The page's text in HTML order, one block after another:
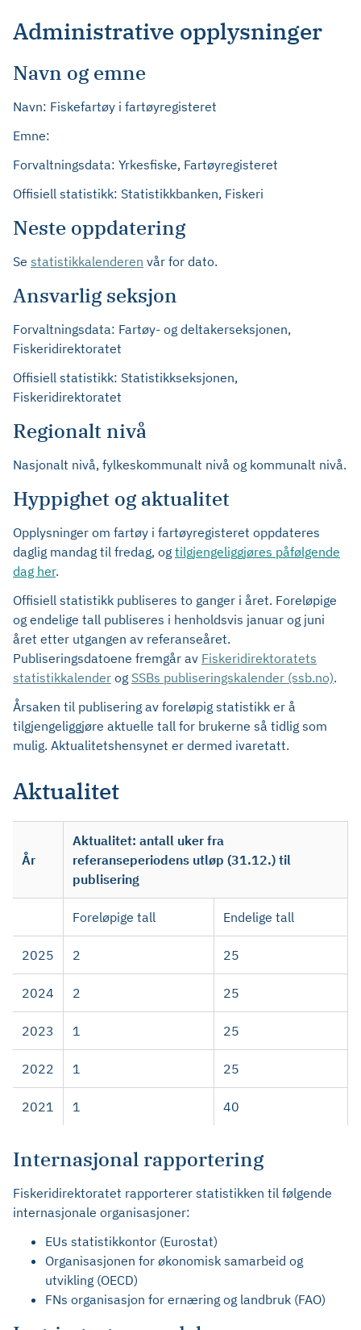
Administrative opplysninger
Navn og emne
Navn: Fiskefartøy i fartøyregisteret
Emne:
Forvaltningsdata: Yrkesfiske, Fartøyregisteret
Offisiell statistikk: Statistikkbanken, Fiskeri
Neste oppdatering
Se statistikkalenderen vår for dato.
Ansvarlig seksjon
Forvaltningsdata: Fartøy- og deltakerseksjonen,
Fiskeridirektoratet
Offisiell statistikk: Statistikkseksjonen,
Fiskeridirektoratet
Regionalt nivå
Nasjonalt nivå, fylkeskommunalt nivå og kommunalt nivå.
Hyppighet og aktualitet
Opplysninger om fartøy i fartøyregisteret oppdateres
daglig mandag til fredag, og tilgjengeliggjøres påfølgende
dag her.
Offisiell statistikk publiseres to ganger i året. Foreløpige
og endelige tall publiseres i henholdsvis januar og juni
året etter utgangen av referanseåret.
Publiseringsdatoene fremgår av Fiskeridirektoratets
statistikkalender og SSBs publiseringskalender (ssb.no).
Årsaken til publisering av foreløpig statistikk er å
tilgjengeliggjøre aktuelle tall for brukerne så tidlig som
mulig. Aktualitetshensynet er dermed ivaretatt.
Aktualitet
År
Aktualitet: antall uker fra
referanseperiodens utløp (31.12.) til
publisering
Foreløpige tall Endelige tall
2025 2 25
2024 2 25
2023 1 25
2022 1 25
2021 1 40
Internasjonal rapportering
Fiskeridirektoratet rapporterer statistikken til følgende
internasjonale organisasjoner:
EUs statistikkontor (Eurostat)
Organisasjonen for økonomisk samarbeid og
utvikling (OECD)
FNs organisasjon for ernæring og landbruk (FAO)